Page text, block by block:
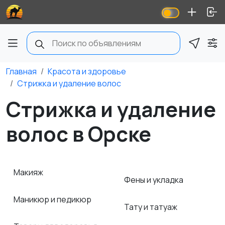
Главная
Красота и здоровье
Стрижка и удаление волос
Стрижка и удаление
волос в Орске
Макияж
Маникюр и педикюр
Фены и укладка
Тату и татуаж